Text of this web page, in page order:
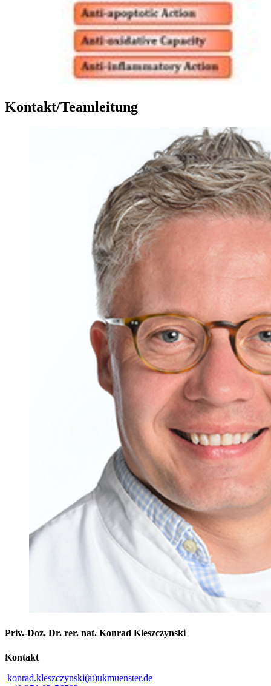
Kontakt/Teamleitung
Priv.-Doz. Dr. rer. nat. Konrad Kleszczynski
Kontakt
konrad.kleszczynski(at)ukmuenster.de